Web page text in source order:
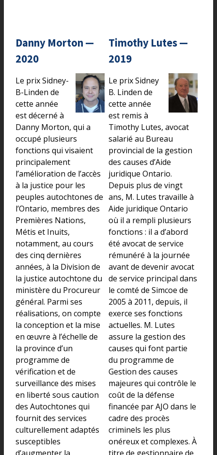
Danny Morton —
2020
Le prix Sidney-
B-Linden de
cette année
est décerné à
Danny Morton, qui a
occupé plusieurs
fonctions qui visaient
principalement
l’amélioration de l’accès
à la justice pour les
peuples autochtones de
l’Ontario, membres des
Premières Nations,
Métis et Inuits,
notamment, au cours
des cinq dernières
années, à la Division de
la justice autochtone du
ministère du Procureur
général. Parmi ses
réalisations, on compte
la conception et la mise
en œuvre à l’échelle de
la province d’un
programme de
vérification et de
surveillance des mises
en liberté sous caution
des Autochtones qui
fournit des services
culturellement adaptés
susceptibles
Timothy Lutes —
2019
Le prix Sidney
B. Linden de
cette année
est remis à
Timothy Lutes, avocat
salarié au Bureau
provincial de la gestion
des causes d’Aide
juridique Ontario.
Depuis plus de vingt
ans, M. Lutes travaille à
Aide juridique Ontario
où il a rempli plusieurs
fonctions : il a d’abord
été avocat de service
rémunéré à la journée
avant de devenir avocat
de service principal dans
le comté de Simcoe de
2005 à 2011, depuis, il
exerce ses fonctions
actuelles. M. Lutes
assure la gestion des
causes qui font partie
du programme de
Gestion des causes
majeures qui contrôle le
coût de la défense
financée par AJO dans le
cadre des procès
criminels les plus
onéreux et complexes. À